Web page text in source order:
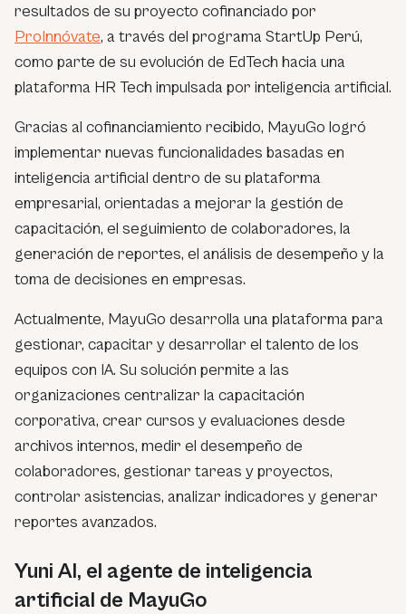
resultados de su proyecto cofinanciado por
ProInnóvate, a través del programa StartUp Perú,
como parte de su evolución de EdTech hacia una
plataforma HR Tech impulsada por inteligencia artificial.
Gracias al cofinanciamiento recibido, MayuGo logró
implementar nuevas funcionalidades basadas en
inteligencia artificial dentro de su plataforma
empresarial, orientadas a mejorar la gestión de
capacitación, el seguimiento de colaboradores, la
generación de reportes, el análisis de desempeño y la
toma de decisiones en empresas.
Actualmente, MayuGo desarrolla una plataforma para
gestionar, capacitar y desarrollar el talento de los
equipos con IA. Su solución permite a las
organizaciones centralizar la capacitación
corporativa, crear cursos y evaluaciones desde
archivos internos, medir el desempeño de
colaboradores, gestionar tareas y proyectos,
controlar asistencias, analizar indicadores y generar
reportes avanzados.
Yuni AI, el agente de inteligencia
artificial de MayuGo